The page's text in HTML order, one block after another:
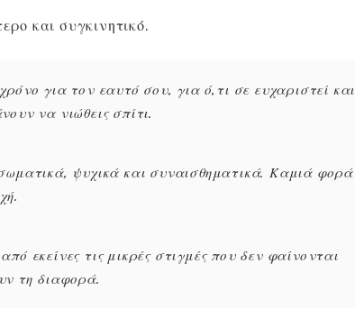
και συγκινητικό.
για τον εαυτό σου, για ό,τι σε ευχαριστεί και
να νιώθεις σπίτι.
ψυχικά και συναισθηματικά. Καμιά φορά
εκείνες τις μικρές στιγμές που δεν φαίνονται
τη διαφορά.